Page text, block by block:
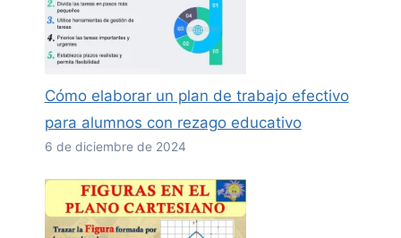
Cómo elaborar un plan de trabajo efectivo
para alumnos con rezago educativo
6 de diciembre de 2024